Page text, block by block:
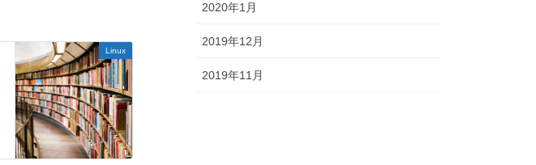
Linux
2020年1月
2019年12月
2019年11月